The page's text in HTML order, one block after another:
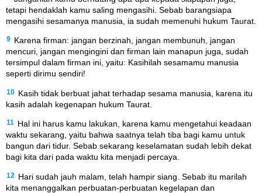
tetapi hendaklah kamu saling mengasihi. Sebab barangsiapa
mengasihi sesamanya manusia, ia sudah memenuhi hukum Taurat.
9 Karena firman: jangan berzinah, jangan membunuh, jangan
mencuri, jangan mengingini dan firman lain manapun juga, sudah
tersimpul dalam firman ini, yaitu: Kasihilah sesamamu manusia
seperti dirimu sendiri!
10 Kasih tidak berbuat jahat terhadap sesama manusia, karena itu
kasih adalah kegenapan hukum Taurat.
11
Hal ini harus kamu lakukan, karena kamu mengetahui keadaan
waktu sekarang, yaitu bahwa saatnya telah tiba bagi kamu untuk
bangun dari tidur. Sebab sekarang keselamatan sudah lebih dekat
bagi kita dari pada waktu kita menjadi percaya.
12
Hari sudah jauh malam, telah hampir siang. Sebab itu marilah
kita menanggalkan perbuatan-perbuatan kegelapan dan